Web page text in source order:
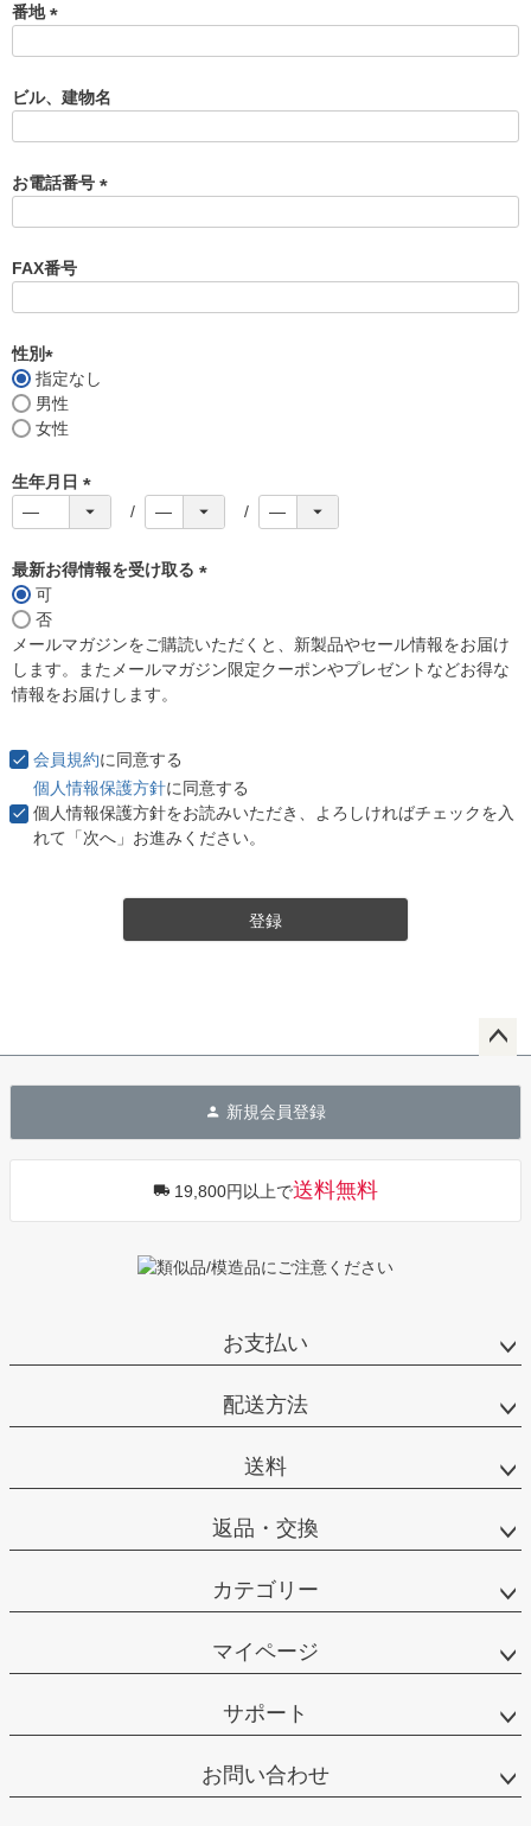
)
番地
須
)
ビル、建物名
お電話番号
)
FAX番号
性別
(
必
須
指定なし
男性
女性
生年月日
(
須
最新お得情報を受け取る
須
)
可
否
メールマガジンをご購読いただくと、新製品やセール情報をお届け
します。またメールマガジン限定クーポンやプレゼントなどお得な
情報をお届けします。
会員規約に同意する
個人情報保護方針に同意する
個人情報保護方針をお読みいただき、よろしければチェックを入
れて「次へ」お進みください。
登録
へ
新規会員登録
19,800円以上で送料無料
お支払い
配送方法
送料
返品・交換
カテゴリー
マイページ
サポート
お問い合わせ